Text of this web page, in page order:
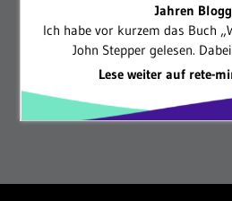
Jahren
Ich habe vor kurzem das Buch
John Stepper gelesen.
Lese weiter auf rete-